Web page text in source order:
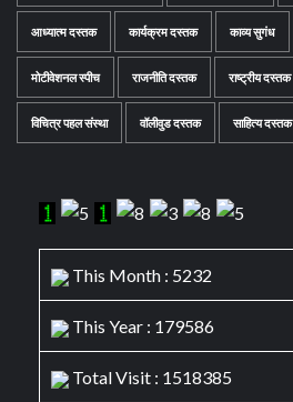
आध्यात्म दस्तक कार्यक्रम दस्तक काव्य सुगंध
मोटीवेशनल स्पीच राजनीति दस्तक राष्ट्रीय दस्तक
विचित्र पहल संस्था वॉलीवुड दस्तक साहित्य दस्तक
This Month : 5232
This Year : 179586
Total Visit : 1518385